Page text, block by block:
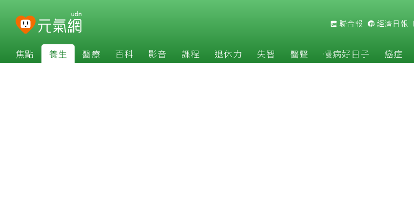
聯合報 經濟日報
焦點 養生 醫療 百科 影音 課程 退休力 失智 醫聲 慢病好日子 癌症